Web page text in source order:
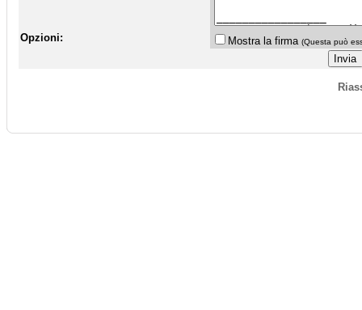
Opzioni: Mostra la firma (Questa può